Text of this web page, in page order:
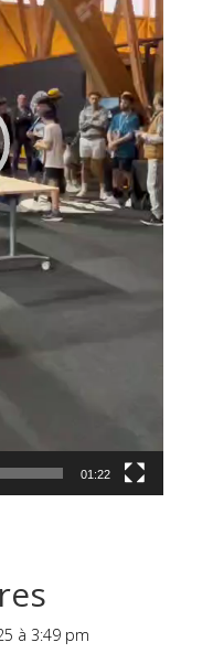
01:22
à 3:49 pm